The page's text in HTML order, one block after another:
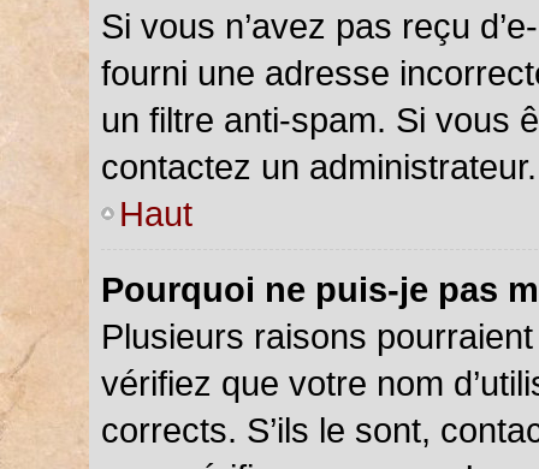
Si vous n’avez pas reçu
fourni une adresse
un filtre anti-spam. Si vous
contactez un administrateur.
Haut
Pourquoi ne puis-je pas
Plusieurs raisons
vérifiez que votre nom
corrects. S’ils le sont,